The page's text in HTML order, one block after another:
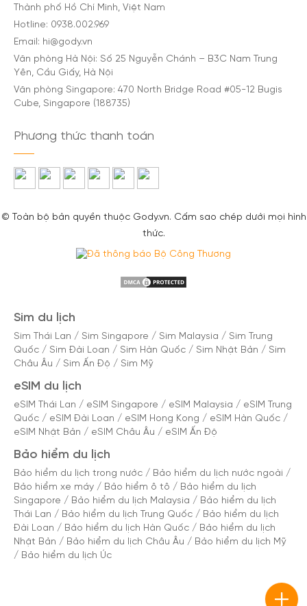
Thành phố Hồ Chí Minh, Việt Nam
Hotline: 0938.002.969
Email: hi@gody.vn
Văn phòng Hà Nội: Số 25 Nguyễn Chánh – B3C Nam Trung
Yên, Cầu Giấy, Hà Nội
Văn phòng Singapore: 470 North Bridge Road #05-12 Bugis
Cube, Singapore (188735)
Phương thức thanh toán
© Toàn bộ bản quyền thuộc Gody.vn. Cấm sao chép dưới mọi hình
thức.
Sim du lịch
Sim Thái Lan / Sim Singapore / Sim Malaysia / Sim Trung
Quốc / Sim Đài Loan / Sim Hàn Quốc / Sim Nhật Bản / Sim
Châu Âu / Sim Ấn Độ / Sim Mỹ
eSIM du lịch
eSIM Thái Lan / eSIM Singapore / eSIM Malaysia / eSIM Trung
Quốc / eSIM Đài Loan / eSIM Hong Kong / eSIM Hàn Quốc /
eSIM Nhật Bản / eSIM Châu Âu / eSIM Ấn Độ
Bảo hiểm du lịch
Bảo hiểm du lịch trong nước / Bảo hiểm du lịch nước ngoài /
Bảo hiểm xe máy / Bảo hiểm ô tô / Bảo hiểm du lịch
Singapore / Bảo hiểm du lịch Malaysia / Bảo hiểm du lịch
Thái Lan / Bảo hiểm du lịch Trung Quốc / Bảo hiểm du lịch
Đài Loan / Bảo hiểm du lịch Hàn Quốc / Bảo hiểm du lịch
Nhật Bản / Bảo hiểm du lịch Châu Âu / Bảo hiểm du lịch Mỹ
/ Bảo hiểm du lịch Úc